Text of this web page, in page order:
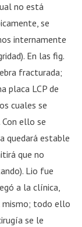
no está
se
internamente
En las fig.
fracturada;
placa LCP de
cuales se
ello se
quedará estable
que no
Lio fue
a la clínica,
mismo; todo ello
se le